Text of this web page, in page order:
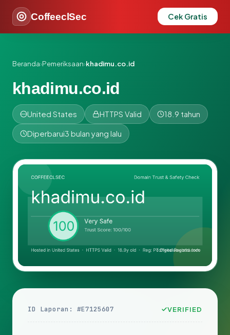
CoffeeclSec Cek Gratis
Beranda›Pemeriksaan›khadimu.co.id
khadimu.co.id
United States HTTPS Valid 18.9 tahun
Diperbarui3 bulan yang lalu
ID Laporan: #E7125607 VERIFIED